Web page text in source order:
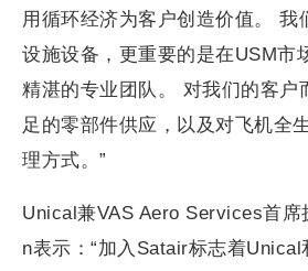
用循环经济为客户创造价值。 我
设施设备，更重要的是在USM市
精湛的专业团队。 对我们的客户
足的零部件供应，以及对飞机全
理方式。”
Unical兼VAS Aero Services首
n表示：“加入Satair标志着